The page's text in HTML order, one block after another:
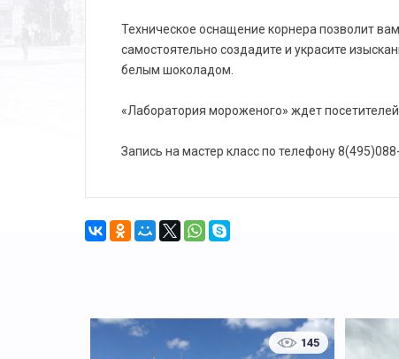
Техническое оснащение корнера позволит
самостоятельно создадите и украсите
белым шоколадом.
«Лаборатория мороженого» ждет
Запись на мастер класс по телефону
145